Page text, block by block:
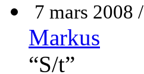
7 mars 2008 /
Markus
“S/t”